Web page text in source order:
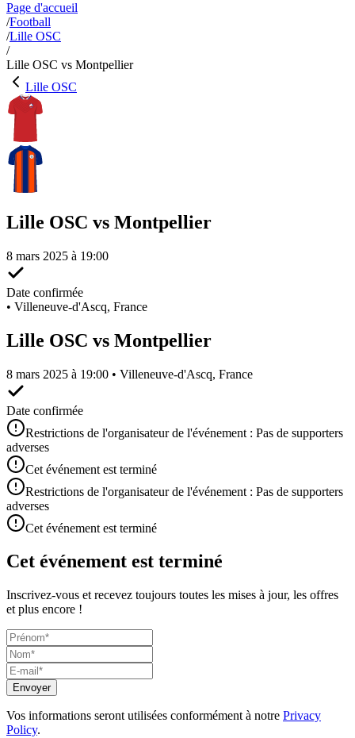
Page d'accueil
/Football
/Lille OSC
/
Lille OSC vs Montpellier
Lille OSC
Lille OSC vs Montpellier
8 mars 2025 à 19:00
Date confirmée
• Villeneuve-d'Ascq, France
Lille OSC vs Montpellier
8 mars 2025 à 19:00 • Villeneuve-d'Ascq, France
Date confirmée
Restrictions de l'organisateur de l'événement : Pas de supporters
adverses
Cet événement est terminé
Restrictions de l'organisateur de l'événement : Pas de supporters
adverses
Cet événement est terminé
Cet événement est terminé
Inscrivez-vous et recevez toujours toutes les mises à jour, les offres
et plus encore !
Envoyer
Vos informations seront utilisées conformément à notre Privacy
Policy.